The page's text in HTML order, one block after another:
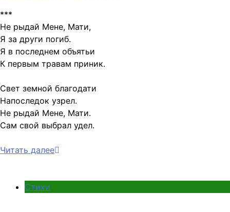
***
Не рыдай Мене, Мати,
Я за други погиб.
Я в последнем объятьи
К первым травам приник.
Свет земной благодати
Напоследок узрел.
Не рыдай Мене, Мати.
Сам свой выбрал удел.
Читать далее
Стихи